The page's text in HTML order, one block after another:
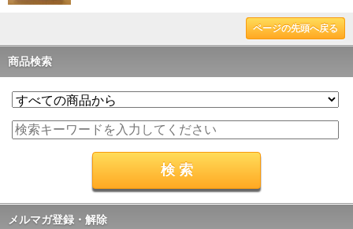
ページの先頭へ戻る
商品検索
メルマガ登録・解除